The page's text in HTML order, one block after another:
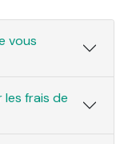
vous
frais de